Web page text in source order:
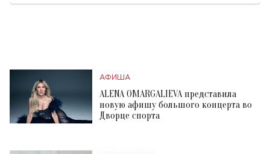
АФИША
ALENA OMARGALIEVA представила
новую афишу большого концерта во
Дворце спорта